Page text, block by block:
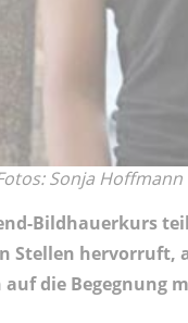
Sonja Hoffmann
Bildhauerkurs
Stellen hervorruft,
die Begegnung